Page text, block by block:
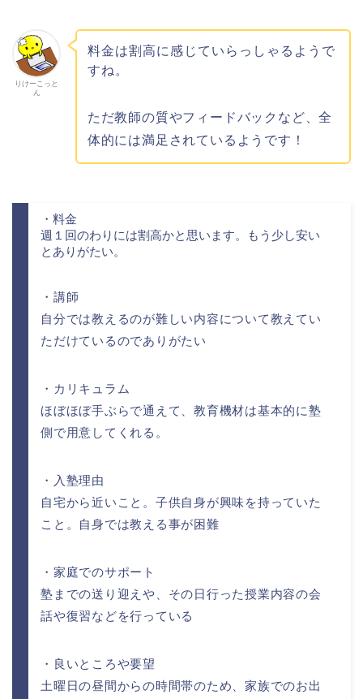
りけーこっと
ん
料金は割高に感じていらっしゃるようで
すね。
ただ教師の質やフィードバックなど、全
体的には満足されているようです！
・料金
週１回のわりには割高かと思います。もう少し安い
とありがたい。
・講師
自分では教えるのが難しい内容について教えてい
ただけているのでありがたい
・カリキュラム
ほぼほぼ手ぶらで通えて、教育機材は基本的に塾
側で用意してくれる。
・入塾理由
自宅から近いこと。子供自身が興味を持っていた
こと。自身では教える事が困難
・家庭でのサポート
塾までの送り迎えや、その日行った授業内容の会
話や復習などを行っている
・良いところや要望
土曜日の昼間からの時間帯のため、家族でのお出